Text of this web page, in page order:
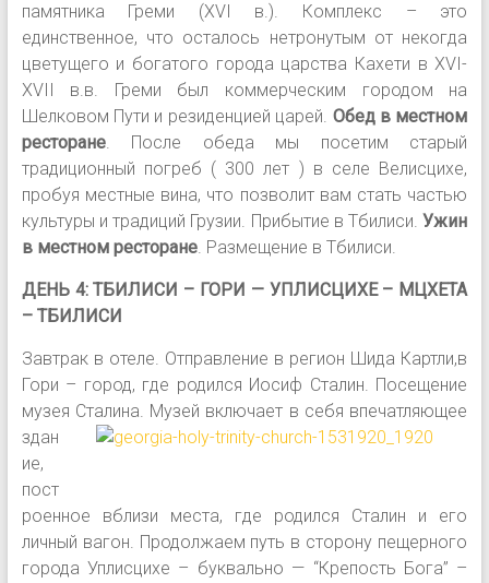
памятника Греми (XVI в.). Комплекс – это
единственное, что осталось нетронутым от некогда
цветущего и богатого города царства Кахети в XVI-
XVII в.в. Греми был коммерческим городом на
Шелковом Пути и резиденцией царей. Обед в местном
ресторане. После обеда мы посетим старый
традиционный погреб ( 300 лет ) в селе Велисцихе,
пробуя местные вина, что позволит вам стать частью
культуры и традиций Грузии. Прибытие в Тбилиси.Ужин
в местном ресторане. Размещение в Тбилиси.
ДЕНЬ 4: ТБИЛИСИ – ГОРИ — УПЛИСЦИХЕ – МЦХЕТА
– ТБИЛИСИ
Завтрак в отеле. Отправление в регион Шида Картли,в
Гори – город, где родился Иосиф Сталин. Посещение
музея Сталина. Музей включает в себя впечатляющее
здан
ие,
пост
роенное вблизи места, где родился Сталин и его
личный вагон. Продолжаем путь в сторону пещерного
города Уплисцихе – буквально — “Крепость Бога” –